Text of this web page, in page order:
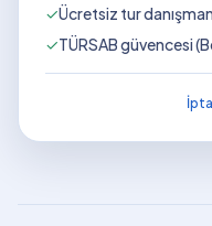
✓Ücretsiz tur
✓TÜRSAB güvencesi